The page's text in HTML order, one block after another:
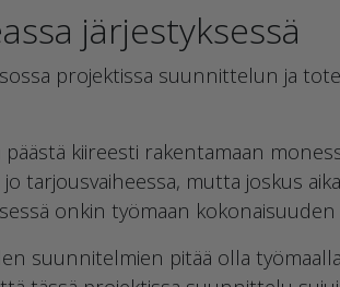
järjestyksessä
projektissa suunnittelun ja
kiireesti rakentamaan
tarjousvaiheessa, mutta joskus
onkin työmaan
suunnitelmien pitää olla